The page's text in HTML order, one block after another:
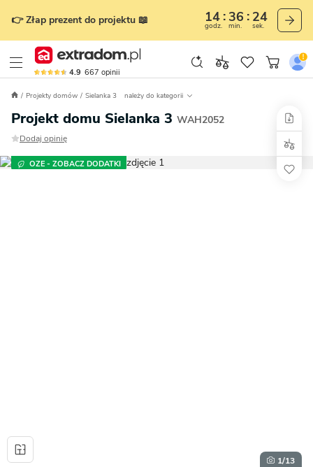
👉 Złap prezent do projektu 📖 14
godz.
36
min.
23
sek.
4.9 667 opinii
Projekty domów Sielanka 3 należy do kategorii
Projekt domu Sielanka 3 WAH2052
Dodaj opinię
OZE - ZOBACZ DODATKI
1/13